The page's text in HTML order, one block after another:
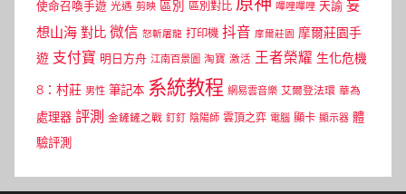
使命召喚手遊 光遇 剪映 區別 區別對比 嗶哩嗶哩 天諭 妄
想山海 對比 微信 怒斬屠龍 打印機 抖音 摩爾莊園 摩爾莊園手
遊 支付寶 明日方舟 江南百景圖 淘寶 激活 王者榮耀 生化危機
8：村莊 男性 筆記本 系統教程 網易雲音樂 艾爾登法環 華為
處理器 評測 金鏟鏟之戰 釘釘 陰陽師 雲頂之弈 電腦 顯卡 顯示器 體
驗評測